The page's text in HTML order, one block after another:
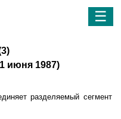
☰
июня 1987)
paздeляeмый ceгмeнт